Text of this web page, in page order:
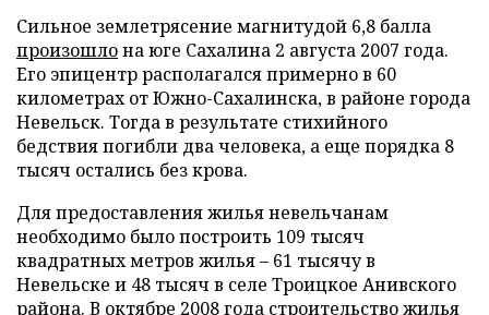
Сильное землетрясение магнитудой 6,8 балла
произошлона юге Сахалина 2 августа 2007 года.
Его эпицентр располагался примерно в 60
километрах от Южно-Сахалинска, в районе города
Невельск. Тогда в результате стихийного
бедствия погибли два человека, а еще порядка 8
тысяч остались без крова.
Для предоставления жилья невельчанам
необходимо было построить 109 тысяч
квадратных метров жилья – 61 тысячу в
Невельске и 48 тысяч в селе Троицкое Анивского
района. В октябре 2008 года строительство жилья